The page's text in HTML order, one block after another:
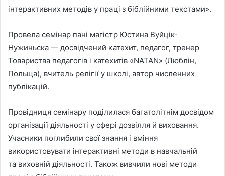
інтерактивних методів у праці з біблійними текстами».
Провела семінар пані магістр Юстина Вуйцік-
Нужиньска — досвідчений катехит, педагог, тренер
Товариства педагогів і катехитів «NATAN» (Люблін,
Польща), вчитель релігії у школі, автор численних
публікацій.
Провідниця семінару поділилася багатолітнім досвідом
організації діяльності у сфері дозвілля й виховання.
Учасники поглибили свої знання і вміння
використовувати інтерактивні методи в навчальній
та виховній діяльності. Також вивчили нові методи